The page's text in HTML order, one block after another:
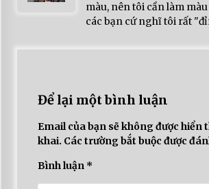
màu, nên tôi cần làm
các bạn cứ nghĩ tôi rất
Để lại một bình luận
Email của bạn sẽ không được hiển
khai. Các trường bắt buộc được
Bình luận *